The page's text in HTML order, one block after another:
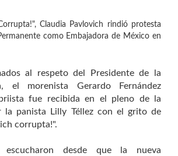
Claudia Pavlovich rindió protesta
como Embajadora de México en
al respeto del Presidente de la
el morenista Gerardo Fernández
fue recibida en el pleno de la
la panista Lilly Téllez con el grito de
corrupta!".
desde que la nueva